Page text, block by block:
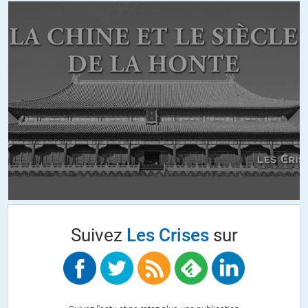
+1 ALERTER
19.11.2025 à 15h18
Le Conseil de sécurité de l’ONU décide la mise sous tutelle coloniale
de Gaza.
17 novembre 2025 – A lire sur NBH pour un nouveau bloc historique
…/… les Etats-Unis avec la complicité de tous les membres du Conseil,
ont imposé leur résolution « pour encadrer la gouvernance de Gaza
ALERTER
Suivez Les Crisessur